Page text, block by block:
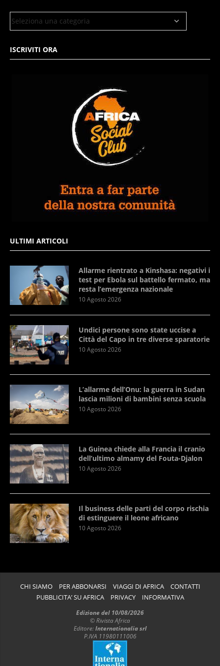
ISCRIVITI ORA
ULTIMI ARTICOLI
Allarme rientrato a Kinshasa: negativi i
test per Ebola sul battello fermato, ma
resta l’emergenza nazionale
10 Agosto 2026
Undici persone sono state uccise a
Città del Capo in tre diverse sparatorie
10 Agosto 2026
L’allarme dell’Onu: la guerra in Sudan
lascia milioni di bambini senza scuola
10 Agosto 2026
La Guinea chiede alla Francia il cranio
dell’ultimo almamy del Fouta-Djalon
10 Agosto 2026
Il business delle parti del corpo rischia
di estinguere il leone africano
10 Agosto 2026
CHI SIAMO PER ABBONARSI VIAGGI DI AFRICA
CONTATTI
PUBBLICITA’ SU AFRICA
PRIVACY
INFORMATIVA
Edizione del 10/08/2026
© Rivista Africa
Editore:Internationalia srl
P.IVA 11980111006